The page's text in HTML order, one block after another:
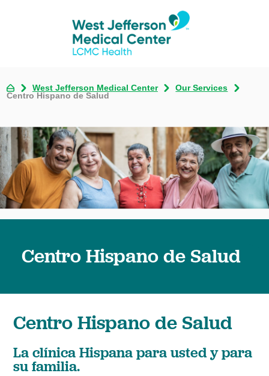
West Jefferson Medical Center
Our Services
Centro Hispano de Salud
Centro Hispano de Salud
Centro Hispano de Salud
La clínica Hispana para usted y para
su familia.